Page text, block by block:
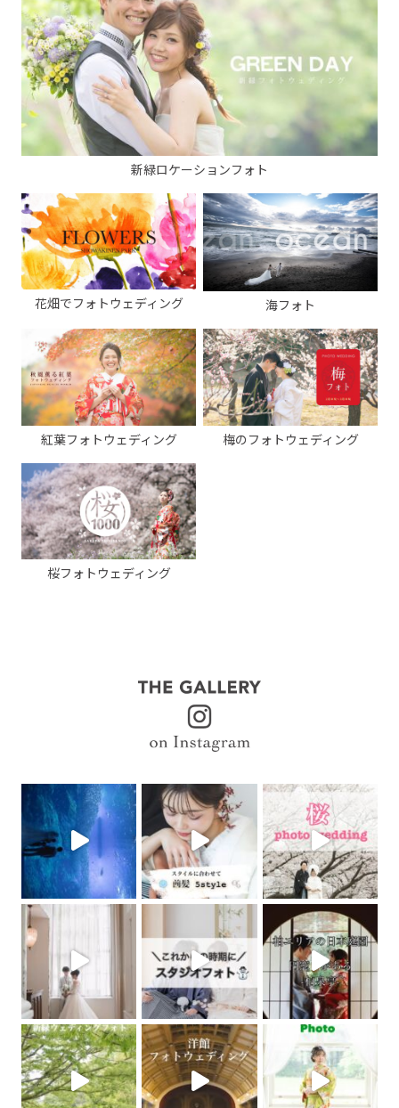
新緑ロケーションフォト
花畑でフォトウェディング 海フォト
紅葉フォトウェディング 梅のフォトウェディング
桜フォトウェディング